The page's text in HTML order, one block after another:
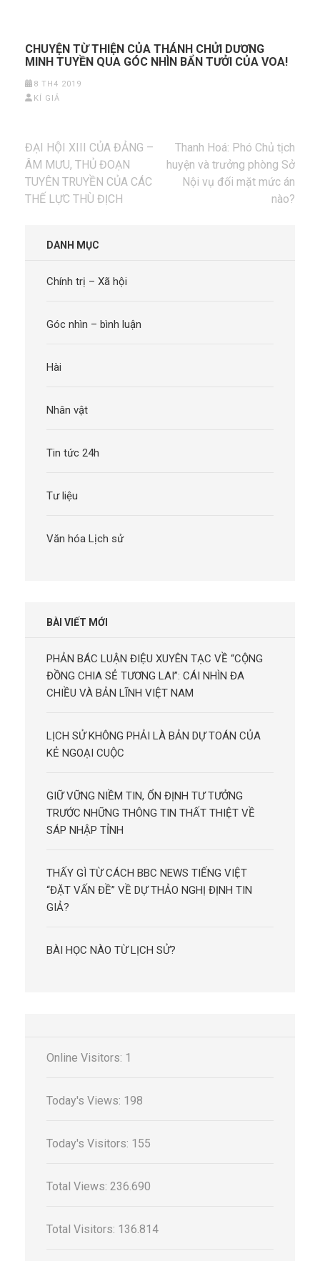
CHUYỆN TỪ THIỆN CỦA THÁNH CHỬI DƯƠNG
MINH TUYỀN QUA GÓC NHÌN BẨN TƯỞI CỦA VOA!
8 TH4 2019
KÍ GIẢ
Điều
hướng
bài
viết
ĐẠI HỘI XIII CỦA ĐẢNG –
ÂM MƯU, THỦ ĐOẠN
TUYÊN TRUYỀN CỦA CÁC
THẾ LỰC THÙ ĐỊCH
Thanh Hoá: Phó Chủ tịch
huyện và trưởng phòng Sở
Nội vụ đối mặt mức án
nào?
DANH MỤC
Chính trị – Xã hội
Góc nhìn – bình luận
Hài
Nhân vật
Tin tức 24h
Tư liệu
Văn hóa Lịch sử
BÀI VIẾT MỚI
PHẢN BÁC LUẬN ĐIỆU XUYÊN TẠC VỀ “CỘNG
ĐỒNG CHIA SẺ TƯƠNG LAI”: CÁI NHÌN ĐA
CHIỀU VÀ BẢN LĨNH VIỆT NAM
LỊCH SỬ KHÔNG PHẢI LÀ BẢN DỰ TOÁN CỦA
KẺ NGOẠI CUỘC
GIỮ VỮNG NIỀM TIN, ỔN ĐỊNH TƯ TƯỞNG
TRƯỚC NHỮNG THÔNG TIN THẤT THIỆT VỀ
SÁP NHẬP TỈNH
THẤY GÌ TỪ CÁCH BBC NEWS TIẾNG VIỆT
“ĐẶT VẤN ĐỀ” VỀ DỰ THẢO NGHỊ ĐỊNH TIN
GIẢ?
BÀI HỌC NÀO TỪ LỊCH SỬ?
Online Visitors: 1
Today's Views: 198
Today's Visitors: 155
Total Views: 236.690
Total Visitors: 136.814